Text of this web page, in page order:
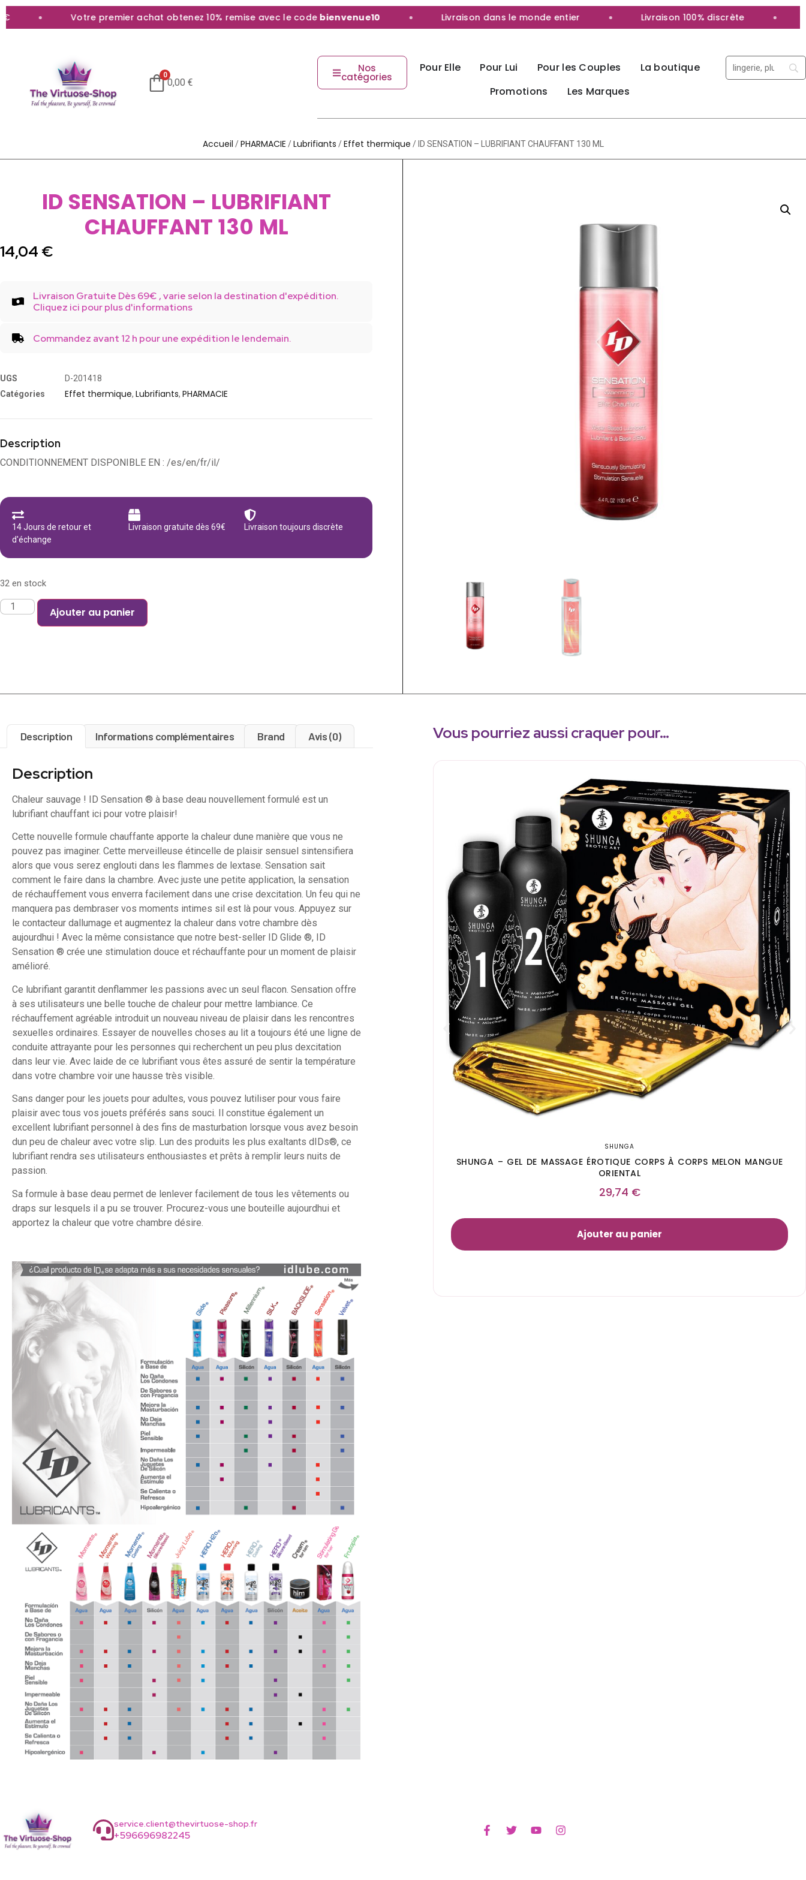
Votre premier achat obtenez 10% remise avec le code bienvenue10 Livraison dans le monde entier Livraison 100% discrète
0
0,00€
Nos
catégories
Pour Elle Pour Lui Pour les Couples
La boutique
Promotions
Les Marques
Accueil /PHARMACIE /Lubrifiants /Effet thermique / ID SENSATION – LUBRIFIANT CHAUFFANT 130 ML
ID SENSATION – LUBRIFIANT
CHAUFFANT 130 ML
14,04 €
Livraison Gratuite Dès 69€ , varie selon la destination d'expédition.
Cliquez ici pour plus d'informations
Commandez avant 12 h pour une expédition le lendemain.
UGS
D-201418
Catégories
Effet thermique, Lubrifiants, PHARMACIE
Description
CONDITIONNEMENT DISPONIBLE EN : /es/en/fr/il/
14 Jours de retour et
d'échange
Livraison gratuite dès 69€ Livraison toujours discrète
32 en stock
Ajouter au panier
Description Informations complémentaires Brand Avis (0)
Description
Chaleur sauvage ! ID Sensation ® à base deau nouvellement formulé est un
lubrifiant chauffant ici pour votre plaisir!
Cette nouvelle formule chauffante apporte la chaleur dune manière que vous ne
pouvez pas imaginer. Cette merveilleuse étincelle de plaisir sensuel sintensifiera
alors que vous serez englouti dans les flammes de lextase. Sensation sait
comment le faire dans la chambre. Avec juste une petite application, la sensation
de réchauffement vous enverra facilement dans une crise dexcitation. Un feu qui ne
manquera pas dembraser vos moments intimes sil est là pour vous. Appuyez sur
le contacteur dallumage et augmentez la chaleur dans votre chambre dès
aujourdhui ! Avec la même consistance que notre best-seller ID Glide ®, ID
Sensation ® crée une stimulation douce et réchauffante pour un moment de plaisir
amélioré.
Ce lubrifiant garantit denflammer les passions avec un seul flacon. Sensation offre
à ses utilisateurs une belle touche de chaleur pour mettre lambiance. Ce
réchauffement agréable introduit un nouveau niveau de plaisir dans les rencontres
sexuelles ordinaires. Essayer de nouvelles choses au lit a toujours été une ligne de
conduite attrayante pour les personnes qui recherchent un peu plus dexcitation
dans leur vie. Avec laide de ce lubrifiant vous êtes assuré de sentir la température
dans votre chambre voir une hausse très visible.
Sans danger pour les jouets pour adultes, vous pouvez lutiliser pour vous faire
plaisir avec tous vos jouets préférés sans souci. Il constitue également un
excellent lubrifiant personnel à des fins de masturbation lorsque vous avez besoin
dun peu de chaleur avec votre slip. Lun des produits les plus exaltants dIDs®, ce
lubrifiant rendra ses utilisateurs enthousiastes et prêts à remplir leurs nuits de
passion.
Sa formule à base deau permet de lenlever facilement de tous les vêtements ou
draps sur lesquels il a pu se trouver. Procurez-vous une bouteille aujourdhui et
apportez la chaleur que votre chambre désire.
Vous pourriez aussi craquer pour…
SHUNGA
SHUNGA – GEL DE MASSAGE ÉROTIQUE CORPS À CORPS MELON MANGUE
ORIENTAL
29,74 €
Ajouter au panier
service.client@thevirtuose-shop.fr
+596696982245